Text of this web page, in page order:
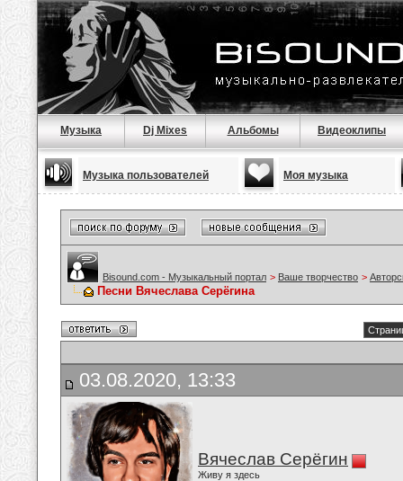
Музыка Dj Mixes Альбомы Видеоклипы
Музыка пользователей Моя музыка
Bisound.com - Музыкальный портал > Ваше творчество >
Песни Вячеслава Серёгина
03.08.2020, 13:33
Вячеслав Серёгин
Живу я здесь